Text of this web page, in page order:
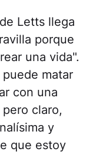
Letts llega
porque
una vida".
matar
con una
claro,
y
que estoy